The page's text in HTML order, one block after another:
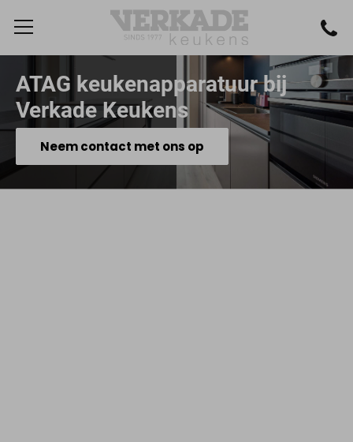
ATAG keukenapparatuur bij
Verkade Keukens
Neem contact met ons op